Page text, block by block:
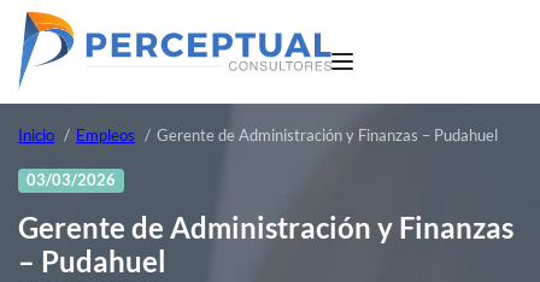
Inicio Empleos Gerente de Administración y Finanzas – Pudahuel
03/03/2026
Gerente de Administración y Finanzas
– Pudahuel